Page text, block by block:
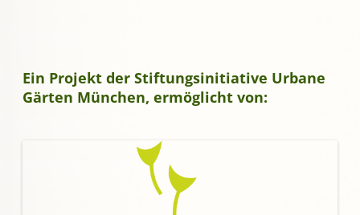
Ein Projekt der Stiftungsinitiative Urbane
Gärten München, ermöglicht von: